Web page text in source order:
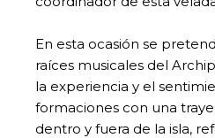
En esta ocasión se
raíces musicales del
la experiencia y el
formaciones con una
dentro y fuera de la isla,